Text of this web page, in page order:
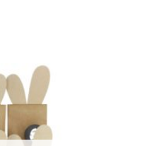
Add to